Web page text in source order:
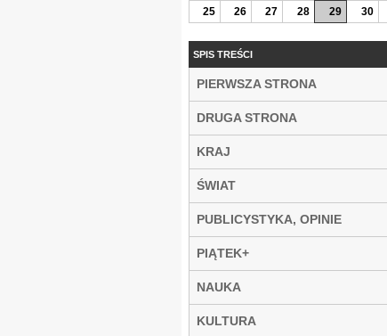
25
26 27 28 29 30
SPIS TREŚCI
PIERWSZA STRONA
DRUGA STRONA
KRAJ
ŚWIAT
PUBLICYSTYKA, OPINIE
PIĄTEK+
NAUKA
KULTURA